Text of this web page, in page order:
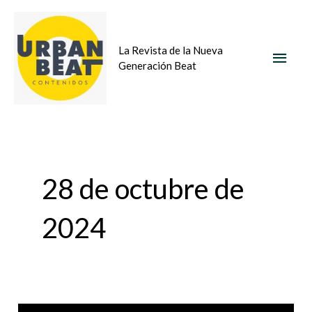
contenido
La Revista de la Nueva
Generación Beat
28 de octubre de
2024